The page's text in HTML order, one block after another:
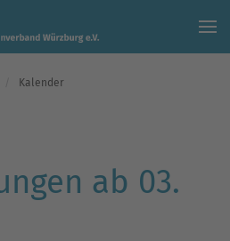
Kalender
ab 03.